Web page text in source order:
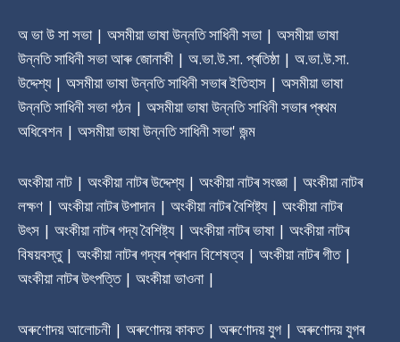
অ ভা উ সা সভা | অসমীয়া ভাষা উন্নতি সাধিনী সভা | অসমীয়া ভাষা
উন্নতি সাধিনী সভা আৰু জোনাকী | অ.ভা.উ.সা. প্ৰতিষ্ঠা | অ.ভা.উ.সা.
উদ্দেশ্য | অসমীয়া ভাষা উন্নতি সাধিনী সভাৰ ‎ইতিহাস | অসমীয়া ভাষা
উন্নতি সাধিনী সভা গঠন | অসমীয়া ভাষা উন্নতি সাধিনী সভাৰ প্ৰথম
অধিবেশন | অসমীয়া ভাষা উন্নতি সাধিনী সভা' জন্ম
অংকীয়া নাট | অংকীয়া নাটৰ উদ্দেশ্য | অংকীয়া নাটৰ সংজ্ঞা | অংকীয়া নাটৰ
লক্ষণ | অংকীয়া নাটৰ উপাদান | অংকীয়া নাটৰ বৈশিষ্ট্য | অংকীয়া নাটৰ
উৎস | অংকীয়া নাটৰ গদ্য বৈশিষ্ট্য | অংকীয়া নাটৰ ভাষা | অংকীয়া নাটৰ
বিষয়বস্তু | অংকীয়া নাটৰ গদ্যৰ প্ৰধান বিশেষত্ব | অংকীয়া নাটৰ গীত |
অংকীয়া নাটৰ উৎপত্তি | অংকীয়া ভাওনা |
অৰুণোদয় আলোচনী | অৰুণোদয় কাকত | অৰুণোদয় যুগ | অৰুণোদয় যুগৰ